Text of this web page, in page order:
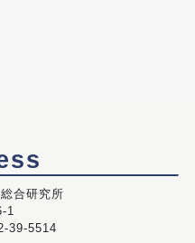
合研究所
1
39-5514